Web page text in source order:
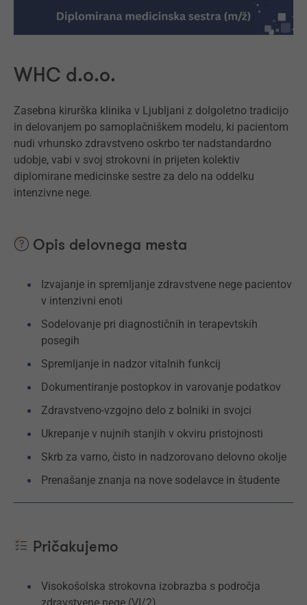
WHC d.o.o.
Zasebna kirurška klinika v Ljubljani z dolgoletno tradicijo
in delovanjem po samoplačniškem modelu, ki pacientom
nudi vrhunsko zdravstveno oskrbo ter nadstandardno
udobje, vabi v svoj strokovni in prijeten kolektiv
diplomirane medicinske sestre za delo na oddelku
intenzivne nege.
Opis delovnega mesta
Izvajanje in spremljanje zdravstvene nege pacientov
v intenzivni enoti
Sodelovanje pri diagnostičnih in terapevtskih
posegih
Spremljanje in nadzor vitalnih funkcij
Dokumentiranje postopkov in varovanje podatkov
Zdravstveno-vzgojno delo z bolniki in svojci
Ukrepanje v nujnih stanjih v okviru pristojnosti
Skrb za varno, čisto in nadzorovano delovno okolje
Prenašanje znanja na nove sodelavce in študente
Pričakujemo
Visokošolska strokovna izobrazba s področja